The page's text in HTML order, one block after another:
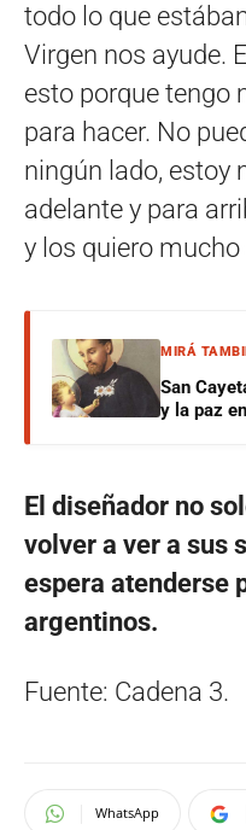
todo lo que
Virgen nos ayude.
esto porque tengo
para hacer. No
ningún lado, estoy
adelante y para
y los quiero mucho
MIRÁ
San
y la paz
El diseñador no
volver a ver a sus
espera atenderse
argentinos.
Fuente: Cadena 3.
WhatsApp